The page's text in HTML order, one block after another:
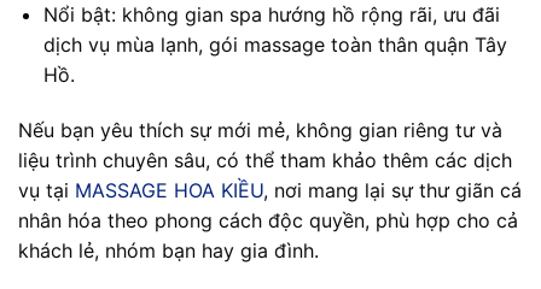
Nổi bật: không gian spa hướng hồ rộng rãi, ưu đãi
dịch vụ mùa lạnh, gói massage toàn thân quận Tây
Hồ.
Nếu bạn yêu thích sự mới mẻ, không gian riêng tư và
liệu trình chuyên sâu, có thể tham khảo thêm các dịch
vụ tại MASSAGE HOA KIỀU, nơi mang lại sự thư giãn cá
nhân hóa theo phong cách độc quyền, phù hợp cho cả
khách lẻ, nhóm bạn hay gia đình.